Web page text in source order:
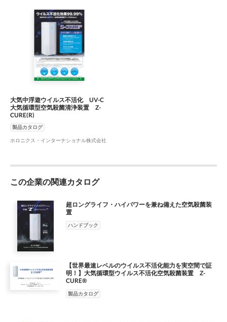
大気中浮遊ウイルス不活化 UV-C
大気循環型空気殺菌清浄装置 Z-
CURE(R)
製品カタログ
ホロニクス・インターナショナル株式会社
この企業の関連カタログ
超ロングライフ・ハイパワーを兼ね備えた空気殺菌装
置
ハンドブック
【世界最速レベルのウイルス不活化能力を実空間で証
明！】大気循環型ウイルス不活化空気殺菌装置 Z-
CURE®
製品カタログ